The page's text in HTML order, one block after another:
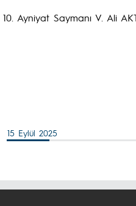
10. Ayniyat Saymanı V. Ali
15 Eylül 2025